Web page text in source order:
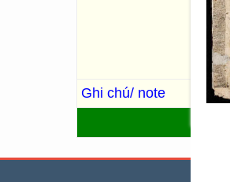
39
3
Ghi chú/ note